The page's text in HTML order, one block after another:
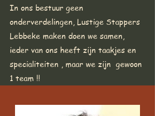
In ons bestuur geen
onderverdelingen, Lustige Stappers
Lebbeke maken doen we samen,
ieder van ons heeft zijn taakjes en
specialiteiten , maar we zijn gewoon
1 team !!